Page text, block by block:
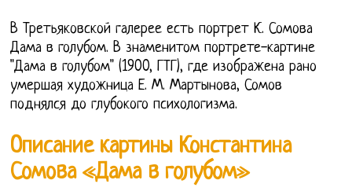
В Третьяковской галерее есть портрет К. Сомова
Дама в голубом. В знаменитом портрете-картине
"Дама в голубом" (1900, ГТГ), где изображена рано
умершая художница Е. М. Мартынова, Сомов
поднялся до глубокого психологизма.
Описание картины Константина
Сомова «Дама в голубом»